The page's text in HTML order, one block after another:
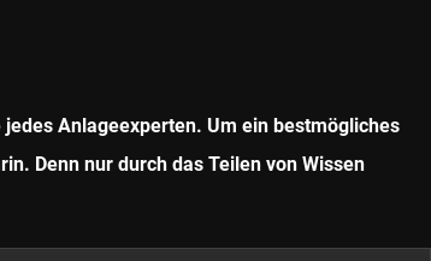
Anlageexperten. Um ein bestmögliches
Denn nur durch das Teilen von Wissen